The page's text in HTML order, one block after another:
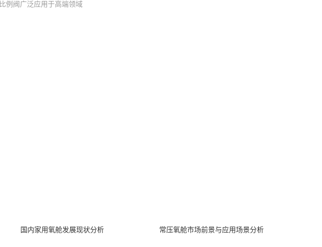
比例阀广泛应用于高端领域
国内家用氧舱发展现状分析 常压氧舱市场前景与应用场景分析